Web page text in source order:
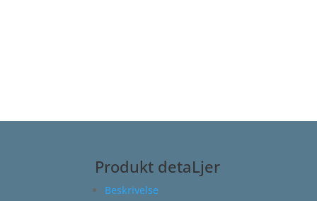
Produkt detaLjer
Beskrivelse